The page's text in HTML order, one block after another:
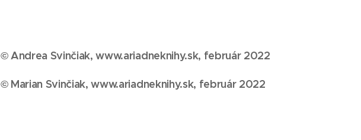
© Andrea Svinčiak, www.ariadneknihy.sk, február 2022
© Marian Svinčiak, www.ariadneknihy.sk, február 2022